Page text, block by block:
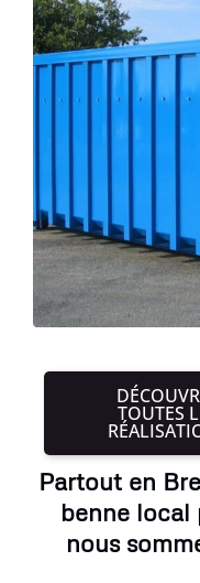
TOUTES
Partout en
benne local
nous